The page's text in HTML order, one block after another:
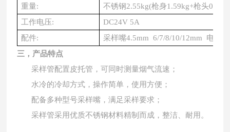
重量: 不锈钢2.55kg(枪身1.59kg+枪头
工作电压:
DC24V 5A
配件: 采样嘴4.5mm 6/7/8/10/12mm 电源
三，产品特点
采样管配置皮托管，可同时测量烟气流速；
水冷的冷却方式，操作简单，使用方便；
配备多种型号采样嘴，满足采样要求；
采样管采用优质不锈钢材料精制而成，整洁、耐用。